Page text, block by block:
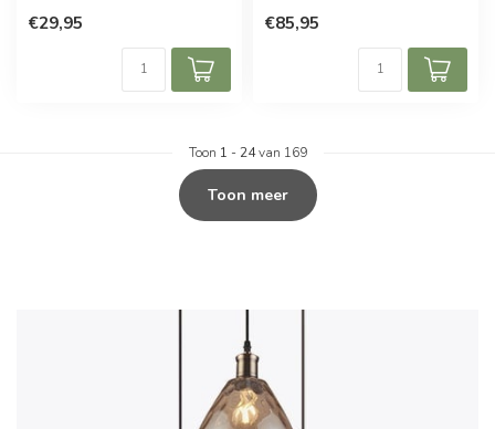
€29,95 €85,95
Toon 1 - 24van 169
Toon meer